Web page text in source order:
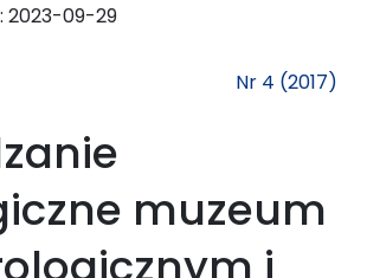
2023-09-29
Nr 4 (2017)
muzeum